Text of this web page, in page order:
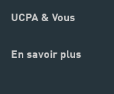
UCPA & Vous
En savoir plus